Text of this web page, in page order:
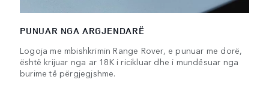
PUNUAR NGA ARGJENDARË
Logoja me mbishkrimin Range Rover, e punuar me dorë,
është krijuar nga ar 18K i ricikluar dhe i mundësuar nga
burime të përgjegjshme.